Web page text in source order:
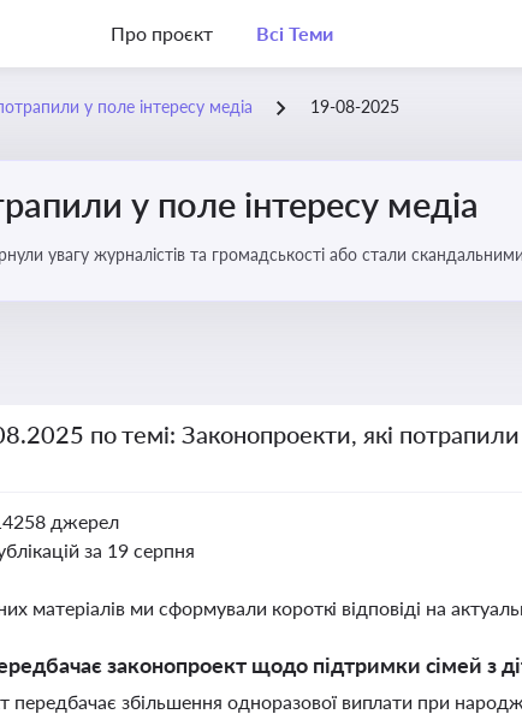
Про проєкт Всі Теми
у поле інтересу медіа 19-08-2025
у поле інтересу медіа
увагу журналістів та громадськості або стали
по темі: Законопроекти, які
джерел
за 19 серпня
матеріалів ми сформували короткі відповіді на
законопроект щодо підтримки сімей з
передбачає збільшення одноразової виплати при